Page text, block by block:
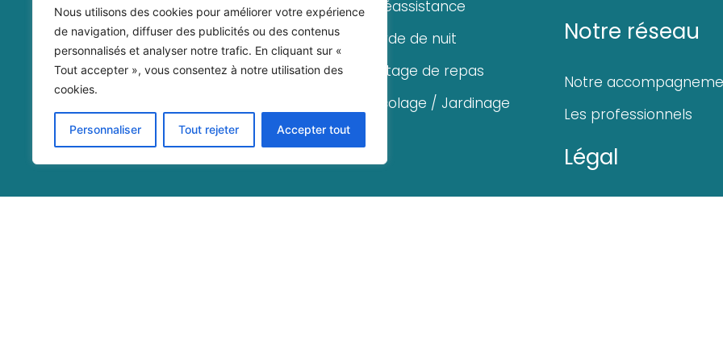
Nous utilisons des cookies pour améliorer votre expérience
de navigation, diffuser des publicités ou des contenus
personnalisés et analyser notre trafic. En cliquant sur «
Tout accepter », vous consentez à notre utilisation des
cookies.
Personnaliser Tout rejeter Accepter tout
d’autonomie
Téléassistance
Garde de nuit
Portage de repas
Bricolage / Jardinage
Notre réseau
Notre
Les professionnels
Légal